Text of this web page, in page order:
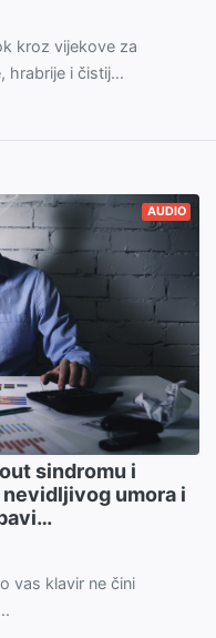
kroz vijekove za
hrabrije i čistij...
AUDIO
sindromu i
umora i
vas klavir ne čini